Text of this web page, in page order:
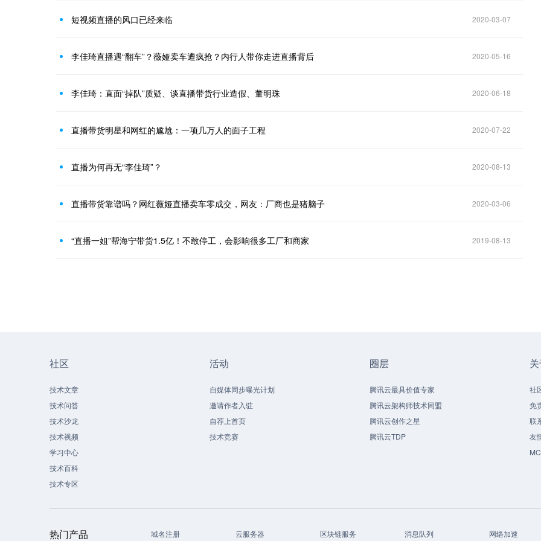
短视频直播的风口已经来临 2020-03-07
李佳琦直播遇“翻车”？薇娅卖车遭疯抢？内行人带你走进直播背后 2020-05-16
李佳琦：直面“掉队”质疑、谈直播带货行业造假、董明珠 2020-06-18
直播带货明星和网红的尴尬：一项几万人的面子工程 2020-07-22
直播为何再无“李佳琦”？ 2020-08-13
直播带货靠谱吗？网红薇娅直播卖车零成交，网友：厂商也是猪脑子 2020-03-06
“直播一姐”帮海宁带货1.5亿！不敢停工，会影响很多工厂和商家 2019-08-13
社区
技术文章
技术问答
技术沙龙
技术视频
学习中心
技术百科
技术专区
活动
自媒体同步曝光计划
邀请作者入驻
自荐上首页
技术竞赛
圈层
腾讯云最具价值专家
腾讯云架构师技术同盟
腾讯云创作之星
腾讯云TDP
社
免
联
友
热门产品 域名注册 云服务器 区块链服务 消息队列
网络加速